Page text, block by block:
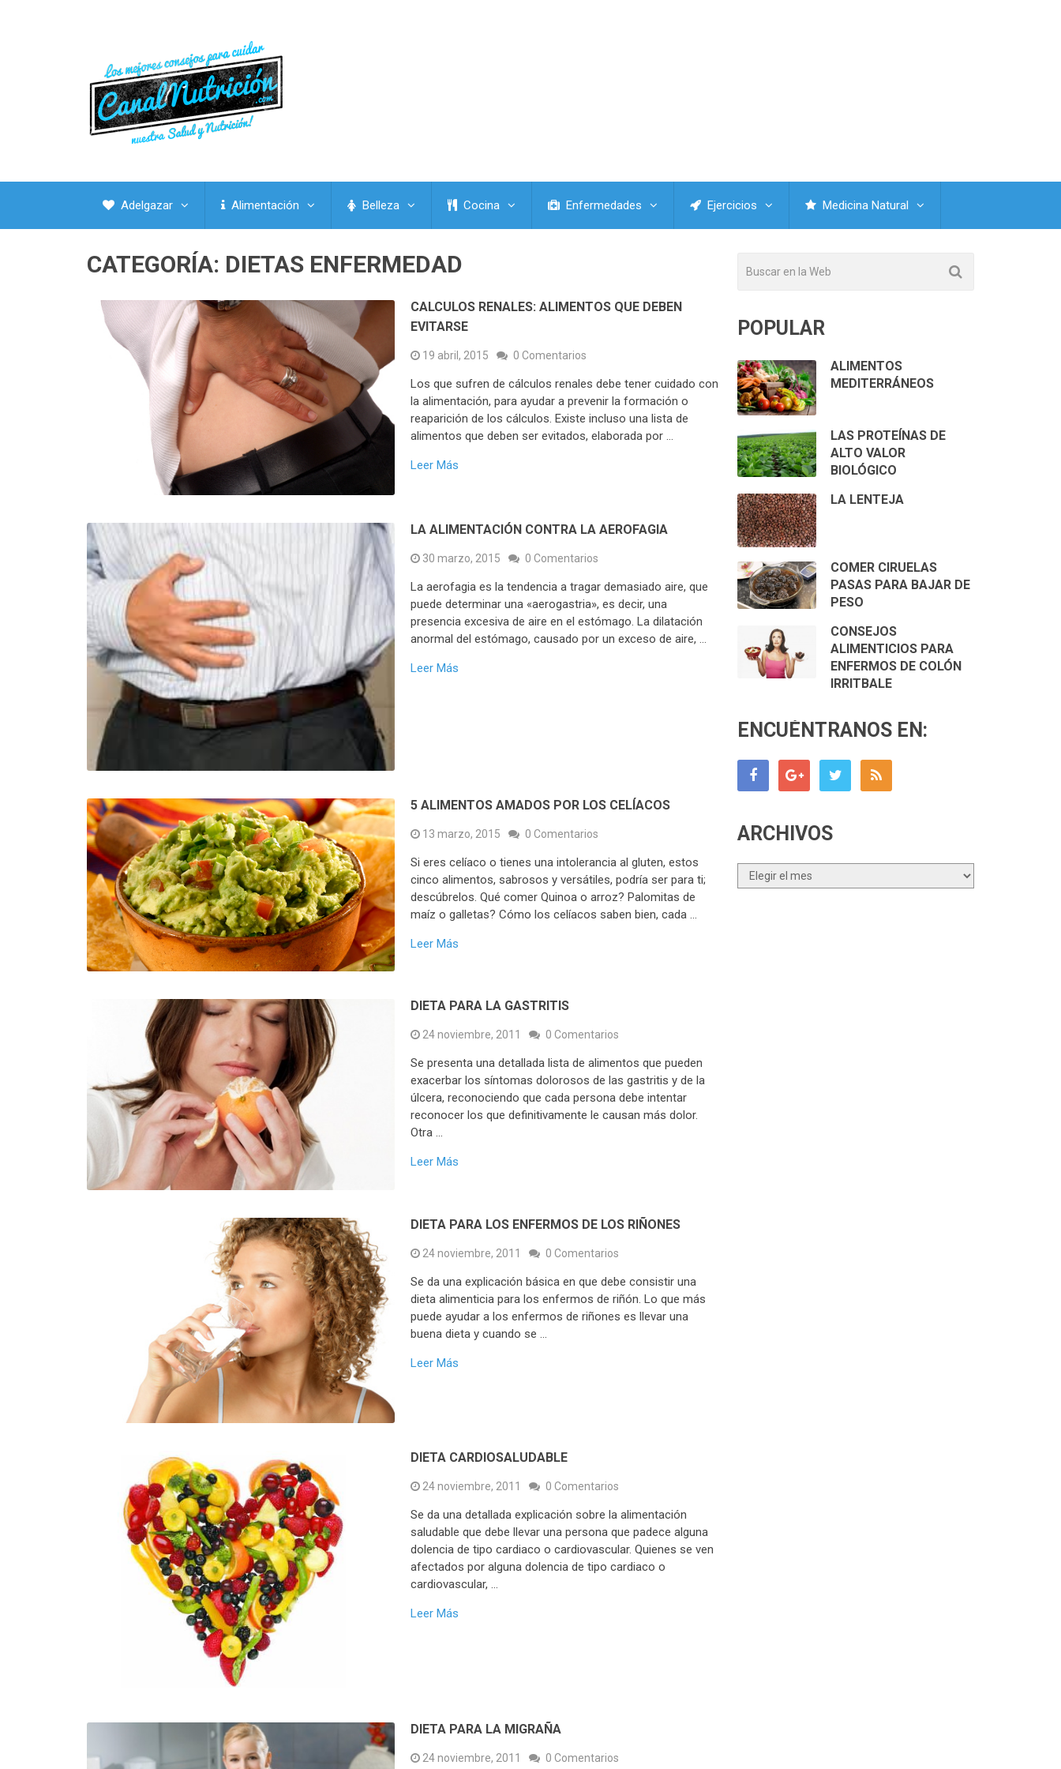
Adelgazar Alimentación Belleza Cocina Enfermedades Ejercicios Medicina Natural
CATEGORÍA: DIETAS ENFERMEDAD
CALCULOS RENALES: ALIMENTOS QUE DEBEN
EVITARSE
19 abril, 2015 0 Comentarios
Los que sufren de cálculos renales debe tener cuidado con
la alimentación, para ayudar a prevenir la formación o
reaparición de los cálculos. Existe incluso una lista de
alimentos que deben ser evitados, elaborada por …
Leer Más
LA ALIMENTACIÓN CONTRA LA AEROFAGIA
30 marzo, 2015 0 Comentarios
La aerofagia es la tendencia a tragar demasiado aire, que
puede determinar una «aerogastria», es decir, una
presencia excesiva de aire en el estómago. La dilatación
anormal del estómago, causado por un exceso de aire, …
Leer Más
5 ALIMENTOS AMADOS POR LOS CELÍACOS
13 marzo, 2015 0 Comentarios
Si eres celíaco o tienes una intolerancia al gluten, estos
cinco alimentos, sabrosos y versátiles, podría ser para ti;
descúbrelos. Qué comer Quinoa o arroz? Palomitas de
maíz o galletas? Cómo los celíacos saben bien, cada …
Leer Más
DIETA PARA LA GASTRITIS
24 noviembre, 2011 0 Comentarios
Se presenta una detallada lista de alimentos que pueden
exacerbar los síntomas dolorosos de las gastritis y de la
úlcera, reconociendo que cada persona debe intentar
reconocer los que definitivamente le causan más dolor.
Otra …
Leer Más
DIETA PARA LOS ENFERMOS DE LOS RIÑONES
24 noviembre, 2011 0 Comentarios
Se da una explicación básica en que debe consistir una
dieta alimenticia para los enfermos de riñón. Lo que más
puede ayudar a los enfermos de riñones es llevar una
buena dieta y cuando se …
Leer Más
DIETA CARDIOSALUDABLE
24 noviembre, 2011 0 Comentarios
Se da una detallada explicación sobre la alimentación
saludable que debe llevar una persona que padece alguna
dolencia de tipo cardiaco o cardiovascular. Quienes se ven
afectados por alguna dolencia de tipo cardiaco o
cardiovascular, …
Leer Más
DIETA PARA LA MIGRAÑA
24 noviembre, 2011 0 Comentarios
POPULAR
ALIMENTOS
MEDITERRÁNEOS
LAS PROTEÍNAS DE
ALTO VALOR
BIOLÓGICO
LA LENTEJA
COMER CIRUELAS
PASAS PARA BAJAR DE
PESO
CONSEJOS
ALIMENTICIOS PARA
ENFERMOS DE COLÓN
IRRITBALE
ENCUÉNTRANOS EN:
ARCHIVOS
Archivos